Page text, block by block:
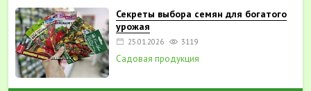
Секреты выбора семян для богатого
урожая
25.01.2026 3119
Садовая продукция